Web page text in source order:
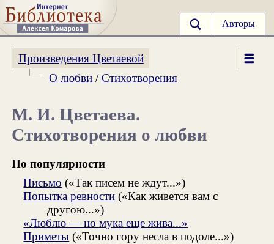
Авторы
Произведения Цветаевой
О любви/Стихотворения
М. И. Цветаева.
Стихотворения о любви
По популярности
Письмо («Так писем не ждут...»)
Попытка ревности («Как живется вам с
другою...»)
«Люблю — но мука еще жива...»
Приметы («Точно гору несла в подоле...»)